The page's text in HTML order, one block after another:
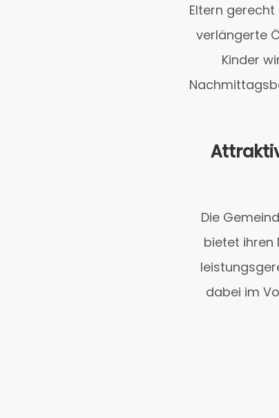
Eltern gerecht
verlängerte
Kinder
Die
bietet ihren
dabei im